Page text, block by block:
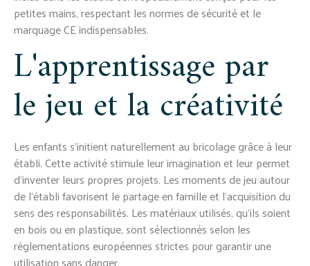
petites mains, respectant les normes de sécurité et le
marquage CE indispensables.
L'apprentissage par
le jeu et la créativité
Les enfants s'initient naturellement au bricolage grâce à leur
établi. Cette activité stimule leur imagination et leur permet
d'inventer leurs propres projets. Les moments de jeu autour
de l'établi favorisent le partage en famille et l'acquisition du
sens des responsabilités. Les matériaux utilisés, qu'ils soient
en bois ou en plastique, sont sélectionnés selon les
réglementations européennes strictes pour garantir une